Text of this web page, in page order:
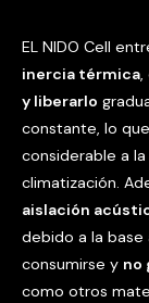
EL NIDO Cell
inercia térmica,
y liberarlo
constante, lo
considerable a
climatización.
aislación
debido a la base
consumirse y no
como otros